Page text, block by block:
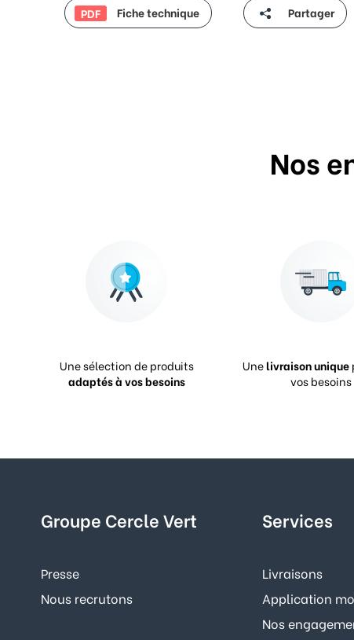
PDF Fiche technique Partager
Nos
Une sélection de produits
adaptés à vos besoins
Unelivraison unique
vos besoins
Groupe Cercle Vert
Presse
Nous recrutons
Services
Livraisons
Application
Nos